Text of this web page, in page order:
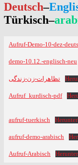
Deutsch–
Türkisch–
Aufruf-Demo-10-dez-
demo-10.12.-englisch-neu
تظاهرات-زن-زندگی
Aufruf_kurdisch-pdf
aufruf-tuerkisch
aufruf-demo-arabisch
Aufruf-Arabisch